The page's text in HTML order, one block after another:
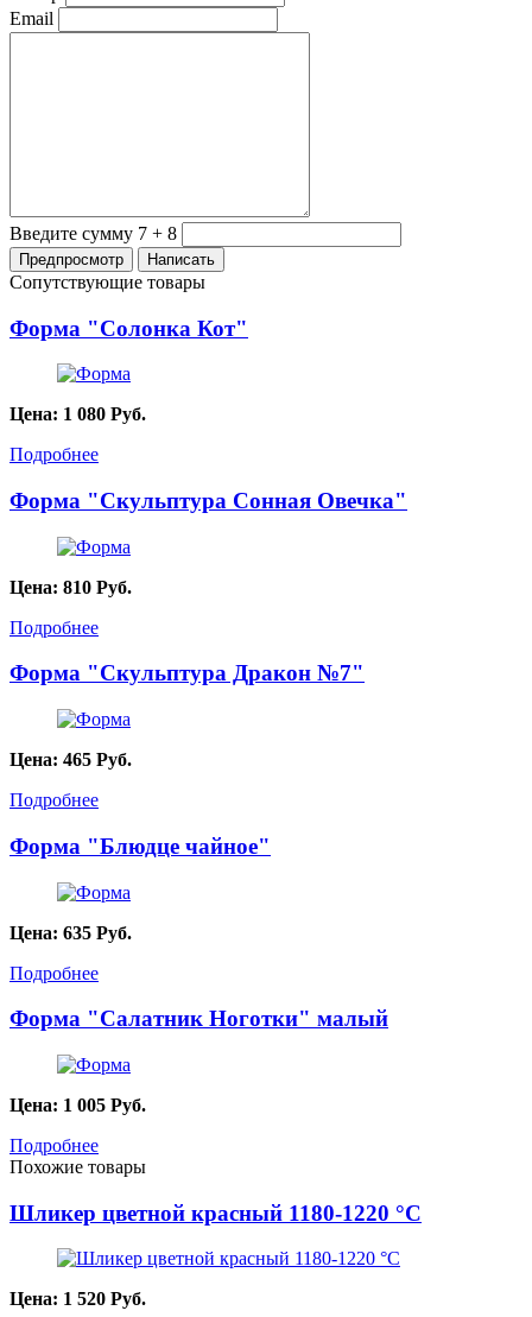
Email
Введите сумму 7 + 8
Сопутствующие товары
Форма "Солонка Кот"
Цена: 1 080 Руб.
Подробнее
Форма "Скульптура Сонная Овечка"
Цена: 810 Руб.
Подробнее
Форма "Скульптура Дракон №7"
Цена: 465 Руб.
Подробнее
Форма "Блюдце чайное"
Цена: 635 Руб.
Подробнее
Форма "Салатник Ноготки" малый
Цена: 1 005 Руб.
Подробнее
Похожие товары
Шликер цветной красный 1180-1220 °С
Цена: 1 520 Руб.